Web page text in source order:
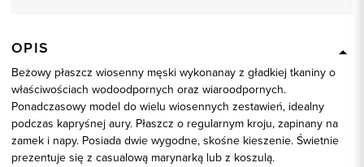
OPIS
Beżowy płaszcz wiosenny męski wykonanay z gładkiej tkaniny o
właściwościach wodoodpornych oraz wiaroodpornych.
Ponadczasowy model do wielu wiosennych zestawień, idealny
podczas kapryśnej aury. Płaszcz o regularnym kroju, zapinany na
zamek i napy. Posiada dwie wygodne, skośne kieszenie. Świetnie
prezentuje się z casualową marynarką lub z koszulą.